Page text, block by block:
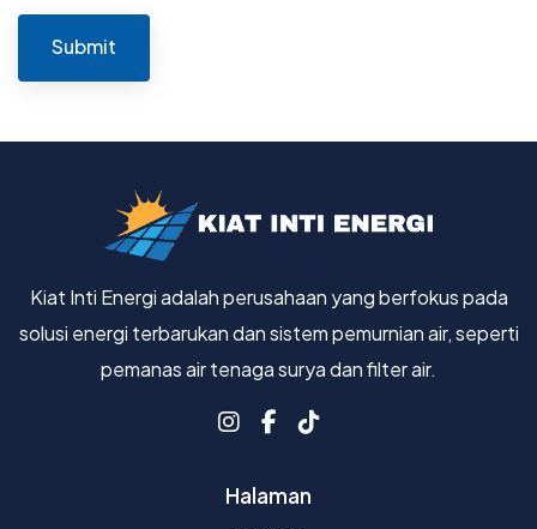
Kiat Inti Energi adalah perusahaan yang berfokus pada
solusi energi terbarukan dan sistem pemurnian air, seperti
pemanas air tenaga surya dan filter air.
Halaman